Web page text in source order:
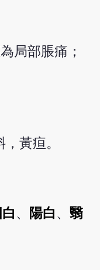
局部脹痛；
黃疸。
白 、 陽白 、翳